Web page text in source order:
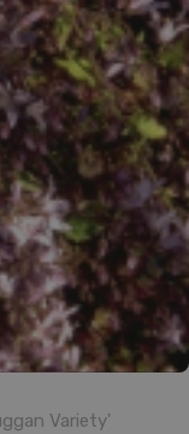
Variety'